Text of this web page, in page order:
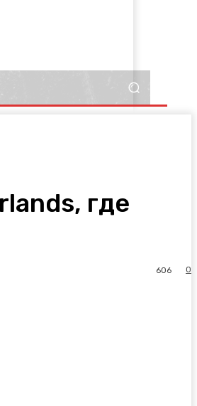
где
0
606